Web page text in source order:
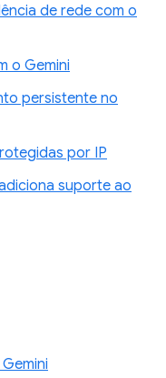
de rede com o
o Gemini
persistente no
por IP
suporte ao